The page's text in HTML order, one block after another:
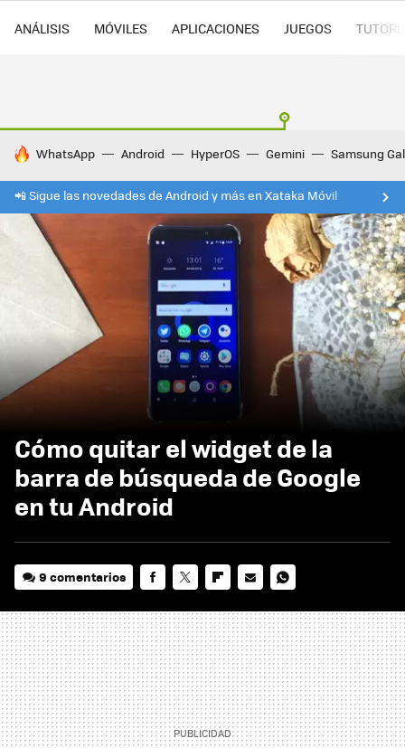
ANÁLISIS MÓVILES APLICACIONES JUEGOS
HOY SE HABLA DE
WhatsApp Android HyperOS Gemini Samsung
📲 Sigue las novedades de Android y más en Xataka Móvil
Cómo quitar el widget de la
barra de búsqueda de Google
en tu Android
9 comentarios
MAIL